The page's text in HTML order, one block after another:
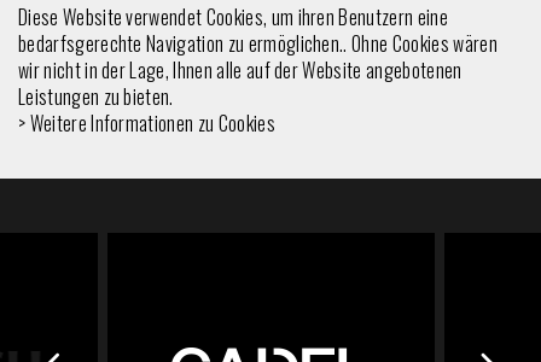
Diese Website verwendet Cookies, um ihren Benutzern eine
bedarfsgerechte Navigation zu ermöglichen.. Ohne Cookies wären
wir nicht in der Lage, Ihnen alle auf der Website angebotenen
Leistungen zu bieten.
> Weitere Informationen zu Cookies